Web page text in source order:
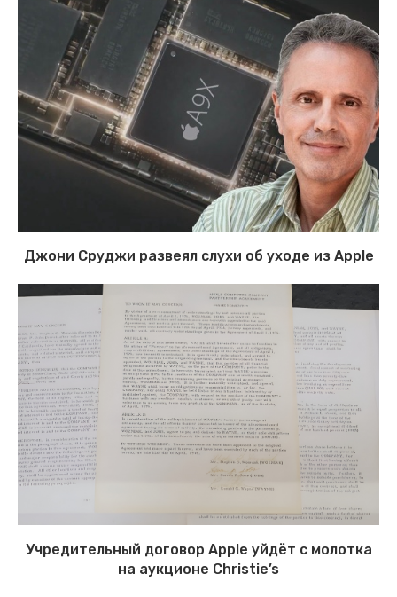
Джони Сруджи развеял слухи об уходе из Apple
Учредительный договор Apple уйдёт с молотка
на аукционе Christie’s